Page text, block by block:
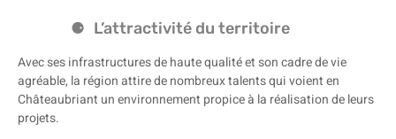
L’attractivité du territoire
Avec ses infrastructures de haute qualité et son cadre de vie
agréable, la région attire de nombreux talents qui voient en
Châteaubriant un environnement propice à la réalisation de leurs
projets.